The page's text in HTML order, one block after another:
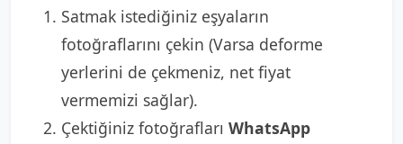
Satmak istediğiniz eşyaların
fotoğraflarını çekin (Varsa deforme
yerlerini de çekmeniz, net fiyat
vermemizi sağlar).
Çektiğiniz fotoğrafları WhatsApp